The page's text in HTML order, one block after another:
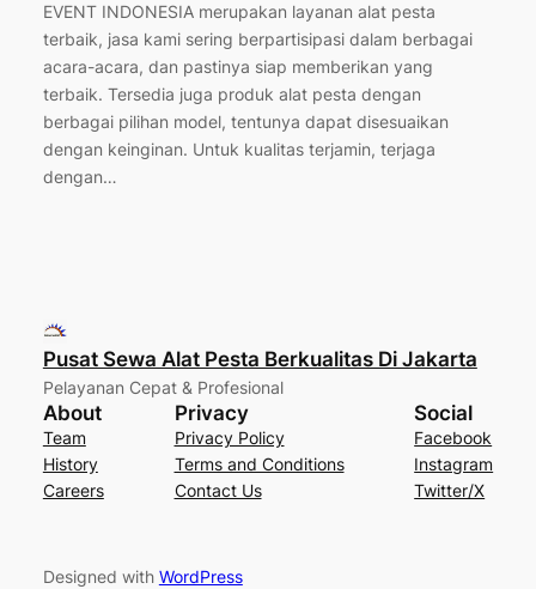
EVENT INDONESIA merupakan layanan alat pesta
terbaik, jasa kami sering berpartisipasi dalam berbagai
acara-acara, dan pastinya siap memberikan yang
terbaik. Tersedia juga produk alat pesta dengan
berbagai pilihan model, tentunya dapat disesuaikan
dengan keinginan. Untuk kualitas terjamin, terjaga
dengan…
Pusat Sewa Alat Pesta Berkualitas Di Jakarta
Pelayanan Cepat & Profesional
About
Team
History
Careers
Privacy
Privacy Policy
Terms and Conditions
Contact Us
Social
Facebook
Instagram
Twitter/X
Designed with WordPress